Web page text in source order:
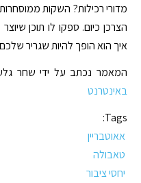
מדורי רכילות? השקות
הצרכן כיום. ספקו לו תוכן
איך הוא הופך להיות שגריר
המאמר נכתב על ידי שחר
באינטרנט
Tags:
אאוטבריין
טאבולה
יחסי ציבור